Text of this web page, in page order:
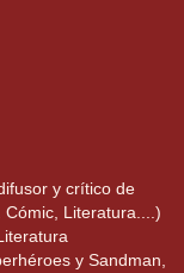
y crítico de
Literatura....)
y Sandman,